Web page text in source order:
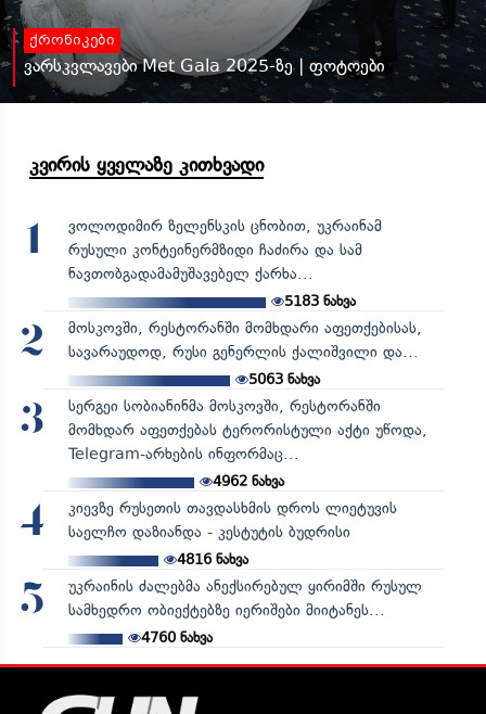
ქრონიკები
ვარსკვლავები Met Gala 2025-ზე | ფოტოები
კვირის ყველაზე კითხვადი
1
ვოლოდიმირ ზელენსკის ცნობით, უკრაინამ
რუსული კონტეინერმზიდი ჩაძირა და სამ
ნავთობგადამამუშავებელ ქარხა...
5183 ნახვა
2
მოსკოვში, რესტორანში მომხდარი აფეთქებისას,
სავარაუდოდ, რუსი გენერლის ქალიშვილი და...
5063ნახვა
3
სერგეი სობიანინმა მოსკოვში, რესტორანში
მომხდარ აფეთქებას ტერორისტული აქტი უწოდა,
Telegram-არხების ინფორმაც...
4962ნახვა
4
კიევზე რუსეთის თავდასხმის დროს ლიეტუვის
საელჩო დაზიანდა - კესტუტის ბუდრისი
4816ნახვა
5
უკრაინის ძალებმა ანექსირებულ ყირიმში რუსულ
სამხედრო ობიექტებზე იერიშები მიიტანეს...
4760ნახვა